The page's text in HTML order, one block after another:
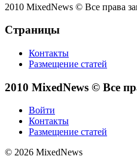
2010 MixedNews © Все права
Страницы
Контакты
Размещение статей
2010 MixedNews © Все
Войти
Контакты
Размещение статей
© 2026 MixedNews